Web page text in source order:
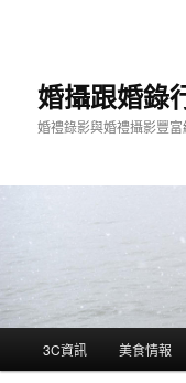
婚攝跟婚錄
婚禮錄影與婚禮攝影豐
3C資訊 美食情報